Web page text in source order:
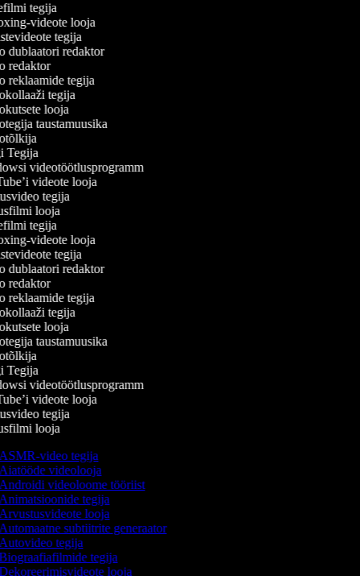
tegija
videote looja
tegija
dublaatori redaktor
redaktor
reklaamide tegija
tegija
looja
taustamuusika
videotöötlusprogramm
videote looja
tegija
looja
tegija
videote looja
tegija
dublaatori redaktor
redaktor
reklaamide tegija
tegija
looja
taustamuusika
videotöötlusprogramm
videote looja
tegija
looja
video tegija
videolooja
videoloome tööriist
tegija
looja
subtiitrite generaator
tegija
tegija
looja